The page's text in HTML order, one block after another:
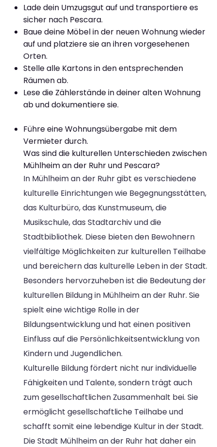
Lade dein Umzugsgut auf und transportiere es
sicher nach Pescara.
Baue deine Möbel in der neuen Wohnung wieder
auf und platziere sie an ihren vorgesehenen
Orten.
Stelle alle Kartons in den entsprechenden
Räumen ab.
Lese die Zählerstände in deiner alten Wohnung
ab und dokumentiere sie.
Führe eine Wohnungsübergabe mit dem
Vermieter durch.
Was sind die kulturellen Unterschieden zwischen
Mühlheim an der Ruhr und Pescara?
In Mühlheim an der Ruhr gibt es verschiedene
kulturelle Einrichtungen wie Begegnungsstätten,
das Kulturbüro, das Kunstmuseum, die
Musikschule, das Stadtarchiv und die
Stadtbibliothek. Diese bieten den Bewohnern
vielfältige Möglichkeiten zur kulturellen Teilhabe
und bereichern das kulturelle Leben in der Stadt.
Besonders hervorzuheben ist die Bedeutung der
kulturellen Bildung in Mühlheim an der Ruhr. Sie
spielt eine wichtige Rolle in der
Bildungsentwicklung und hat einen positiven
Einfluss auf die Persönlichkeitsentwicklung von
Kindern und Jugendlichen.
Kulturelle Bildung fördert nicht nur individuelle
Fähigkeiten und Talente, sondern trägt auch
zum gesellschaftlichen Zusammenhalt bei. Sie
ermöglicht gesellschaftliche Teilhabe und
schafft somit eine lebendige Kultur in der Stadt.
Die Stadt Mühlheim an der Ruhr hat daher ein